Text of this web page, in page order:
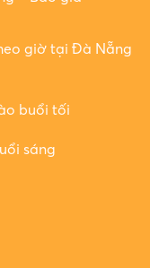
giờ tại Đà Nẵng
buổi tối
sáng